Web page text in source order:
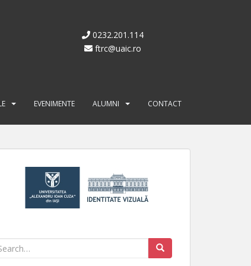
0232.201.114
ftrc@uaic.ro
EVENIMENTE ALUMNI CONTACT
for: